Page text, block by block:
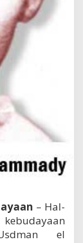
– Hal-
el